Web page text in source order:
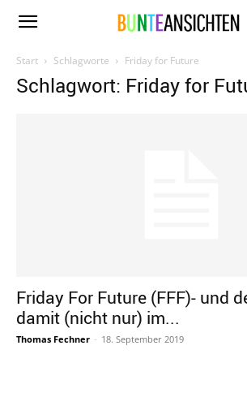
www.bunte-
ansichten.de
Start Schlagworte Friday for Future
Schlagwort: Friday for
Friday For Future (FFF)- und
damit (nicht nur) im...
Thomas Fechner - 18. September 2019